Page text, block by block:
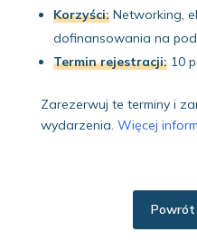
Korzyści:Networking,
dofinansowania na
Termin rejestracji:10
Zarezerwuj te terminy i
wydarzenia. Więcej
Powrót